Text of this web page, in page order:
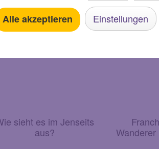
sieht es im Jenseits
aus?
Alle akzeptieren Einstellungen